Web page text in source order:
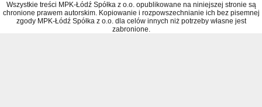
Wszystkie treści MPK-Łódź Spółka z o.o. opublikowane na niniejszej stronie są
chronione prawem autorskim. Kopiowanie i rozpowszechnianie ich bez pisemnej
zgody MPK-Łódź Spółka z o.o. dla celów innych niż potrzeby własne jest
zabronione.